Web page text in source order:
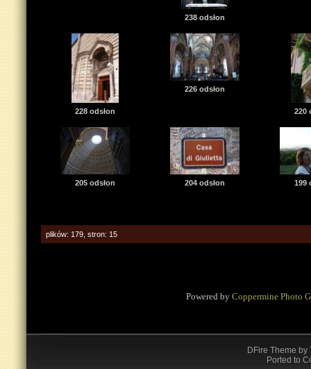
238 odsłon
228 odsłon
226 odsłon
220
205 odsłon 204 odsłon 199
plików: 179, stron: 15
Powered by Coppermine Photo
DFire Theme by
Ported to